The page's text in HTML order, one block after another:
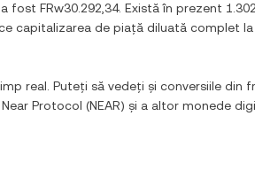
a fost FRw30.292,34. Există în prezent
capitalizarea de piață diluată complet
real. Puteți să vedeți și conversiile din
Near Protocol (NEAR) și a altor monede